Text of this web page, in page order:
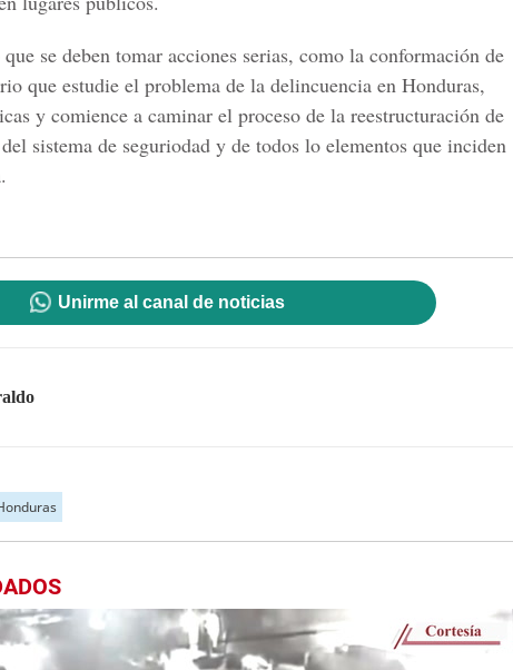
se deben tomar acciones serias, como la conformación de
que estudie el problema de la delincuencia en Honduras,
y comience a caminar el proceso de la reestructuración de
sistema de seguriodad y de todos lo elementos que inciden
Unirme al canal de noticias